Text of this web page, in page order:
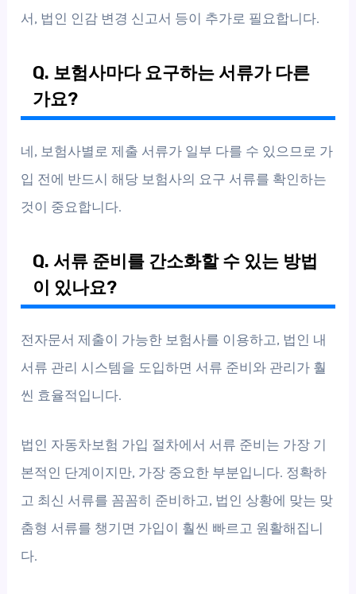
서, 법인 인감 변경 신고서 등이 추가로 필요합니다.
Q. 보험사마다 요구하는 서류가 다른
가요?
네, 보험사별로 제출 서류가 일부 다를 수 있으므로 가
입 전에 반드시 해당 보험사의 요구 서류를 확인하는
것이 중요합니다.
Q. 서류 준비를 간소화할 수 있는 방법
이 있나요?
전자문서 제출이 가능한 보험사를 이용하고, 법인 내
서류 관리 시스템을 도입하면 서류 준비와 관리가 훨
씬 효율적입니다.
법인 자동차보험 가입 절차에서 서류 준비는 가장 기
본적인 단계이지만, 가장 중요한 부분입니다. 정확하
고 최신 서류를 꼼꼼히 준비하고, 법인 상황에 맞는 맞
춤형 서류를 챙기면 가입이 훨씬 빠르고 원활해집니
다.